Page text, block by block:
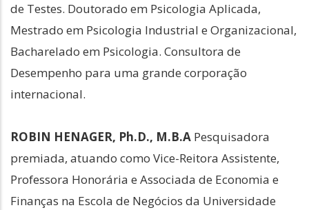
de Testes. Doutorado em Psicologia Aplicada,
Mestrado em Psicologia Industrial e Organizacional,
Bacharelado em Psicologia. Consultora de
Desempenho para uma grande corporação
internacional.
ROBIN HENAGER, Ph.D., M.B.A Pesquisadora
premiada, atuando como Vice-Reitora Assistente,
Professora Honorária e Associada de Economia e
Finanças na Escola de Negócios da Universidade